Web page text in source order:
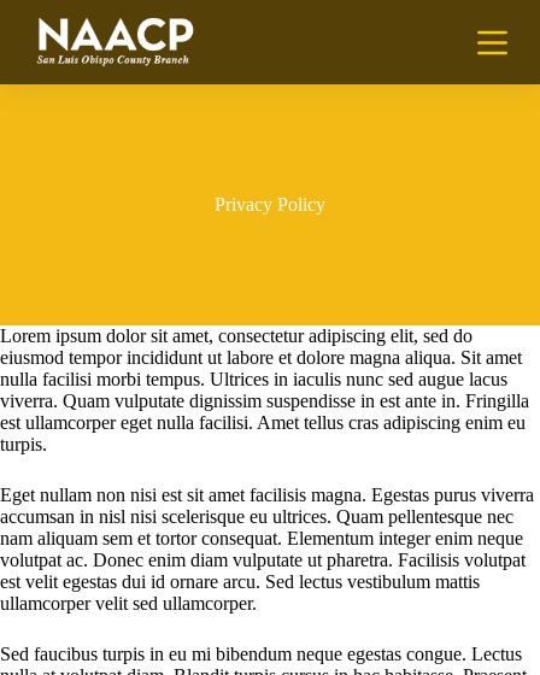
p
Privacy Policy
Lorem ipsum dolor sit amet, consectetur adipiscing elit, sed do
eiusmod tempor incididunt ut labore et dolore magna aliqua. Sit amet
nulla facilisi morbi tempus. Ultrices in iaculis nunc sed augue lacus
viverra. Quam vulputate dignissim suspendisse in est ante in. Fringilla
est ullamcorper eget nulla facilisi. Amet tellus cras adipiscing enim eu
turpis.
Eget nullam non nisi est sit amet facilisis magna. Egestas purus viverra
accumsan in nisl nisi scelerisque eu ultrices. Quam pellentesque nec
nam aliquam sem et tortor consequat. Elementum integer enim neque
volutpat ac. Donec enim diam vulputate ut pharetra. Facilisis volutpat
est velit egestas dui id ornare arcu. Sed lectus vestibulum mattis
ullamcorper velit sed ullamcorper.
Sed faucibus turpis in eu mi bibendum neque egestas congue. Lectus